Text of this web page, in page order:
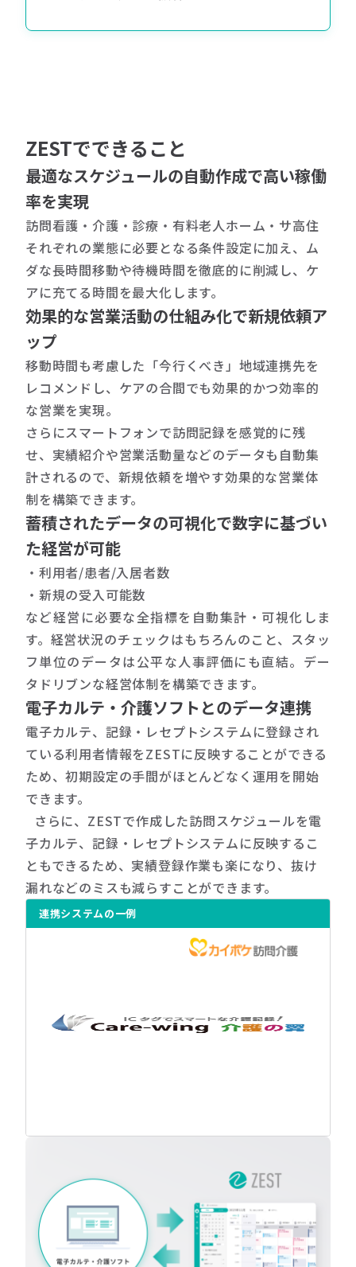
ZESTでできること
最適なスケジュールの自動作成で高い稼働
率を実現
訪問看護・介護・診療・有料老人ホーム・サ高住
それぞれの業態に必要となる条件設定に加え、ム
ダな長時間移動や待機時間を徹底的に削減し、ケ
アに充てる時間を最大化します。
効果的な営業活動の仕組み化で新規依頼ア
ップ
移動時間も考慮した「今行くべき」地域連携先を
レコメンドし、ケアの合間でも効果的かつ効率的
な営業を実現。
さらにスマートフォンで訪問記録を感覚的に残
せ、実績紹介や営業活動量などのデータも自動集
計されるので、新規依頼を増やす効果的な営業体
制を構築できます。
蓄積されたデータの可視化で数字に基づい
た経営が可能
・利用者/患者/入居者数
・新規の受入可能数
など経営に必要な全指標を自動集計・可視化しま
す。経営状況のチェックはもちろんのこと、スタッ
フ単位のデータは公平な人事評価にも直結。デー
タドリブンな経営体制を構築できます。
電子カルテ・介護ソフトとのデータ連携
電子カルテ、記録・レセプトシステムに登録され
ている利用者情報をZESTに反映することができる
ため、初期設定の手間がほとんどなく運用を開始
できます。
さらに、ZESTで作成した訪問スケジュールを電
子カルテ、記録・レセプトシステムに反映するこ
ともできるため、実績登録作業も楽になり、抜け
漏れなどのミスも減らすことができます。
連携システムの一例